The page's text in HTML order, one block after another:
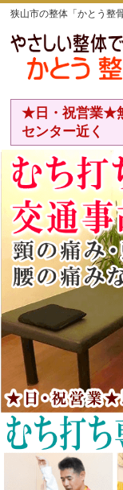
狭山市の整体「かとう整骨
★日・祝営業★
センター近く